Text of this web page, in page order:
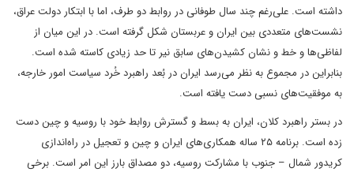
داشته است. علی‌رغم چند سال طوفانی در روابط دو طرف، اما با ابتکار دولت عراق،
نشست‌های متعددی بین ایران و عربستان شکل گرفته است. در این میان از
لفاظی‌ها و خط و نشان کشیدن‌های سابق نیر تا حد زیادی کاسته شده است.
بنابراین در مجموع به نظر می‌رسد ایران در بُعد راهبرد خُرد سیاست امور خارجه،
به موفقیت‌های نسبی دست یافته است.
در بستر راهبرد کلان، ایران به بسط و گسترش روابط خود با روسیه و چین دست
زده است. برنامه ۲۵ ساله همکاری‌های ایران و چین و تعجیل در راه‌اندازی
کریدور شمال – جنوب با مشارکت روسیه، دو مصداق بارز این امر است. برخی